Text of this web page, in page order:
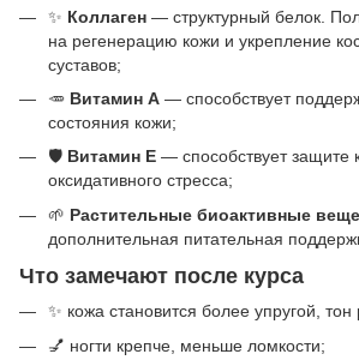
✨ Коллаген — структурный белок.
на регенерацию кожи и укрепление
суставов;
🥕 Витамин A — способствует
состояния кожи;
🛡️ Витамин E — способствует защите
оксидативного стресса;
🌱 Растительные биоактивные
дополнительная питательная
Что замечают после курса
✨ кожа становится более упругой, тон
💅 ногти крепче, меньше ломкости;